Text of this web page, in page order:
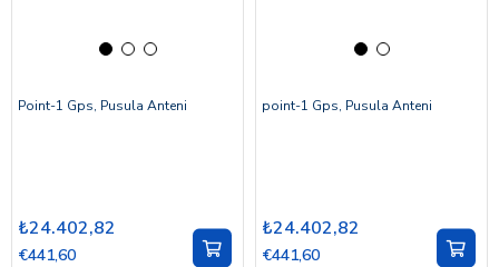
Point-1 Gps, Pusula Anteni
₺24.402,82
€441,60
point-1 Gps, Pusula Anteni
₺24.402,82
€441,60